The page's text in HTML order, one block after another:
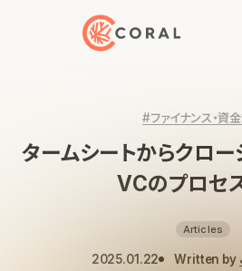
トップページへ戻る
#ファイナンス・資
タームシートからクロー
VCのプロセ
Articles
2025.01.22 Written by